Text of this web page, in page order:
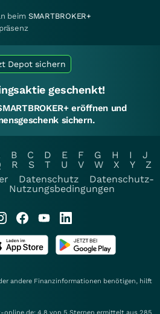
beim SMARTBROKER+
Depot sichern
geschenkt!
eröffnen und
sichern.
B C D E F G H I
J
R S T U V W X Y
Z
Datenschutz
Datenschutz-
Nutzungsbedingungen
andere Finanzinformationen benötigen, hilft